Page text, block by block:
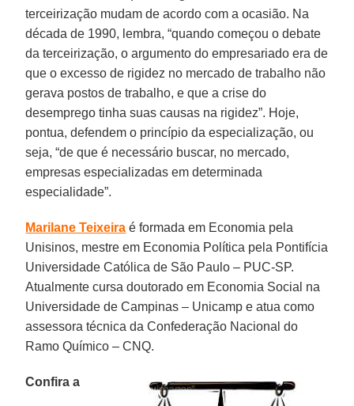
terceirização mudam de acordo com a ocasião. Na
década de 1990, lembra, “quando começou o debate
da terceirização, o argumento do empresariado era de
que o excesso de rigidez no mercado de trabalho não
gerava postos de trabalho, e que a crise do
desemprego tinha suas causas na rigidez”. Hoje,
pontua, defendem o princípio da especialização, ou
seja, “de que é necessário buscar, no mercado,
empresas especializadas em determinada
especialidade”.
Marilane Teixeira é formada em Economia pela
Unisinos, mestre em Economia Política pela Pontifícia
Universidade Católica de São Paulo – PUC-SP.
Atualmente cursa doutorado em Economia Social na
Universidade de Campinas – Unicamp e atua como
assessora técnica da Confederação Nacional do
Ramo Químico – CNQ.
Confira a